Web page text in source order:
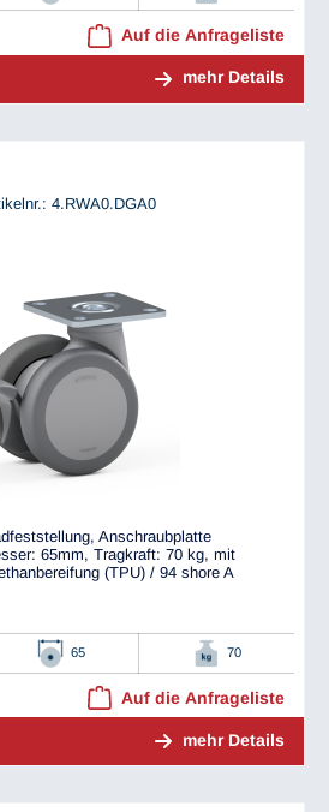
Auf die Anfrageliste
mehr Details
4.RWA0.DGA0
Anschraubplatte
65mm, Tragkraft: 70 kg, mit
(TPU) / 94 shore A
65 70
Auf die Anfrageliste
mehr Details